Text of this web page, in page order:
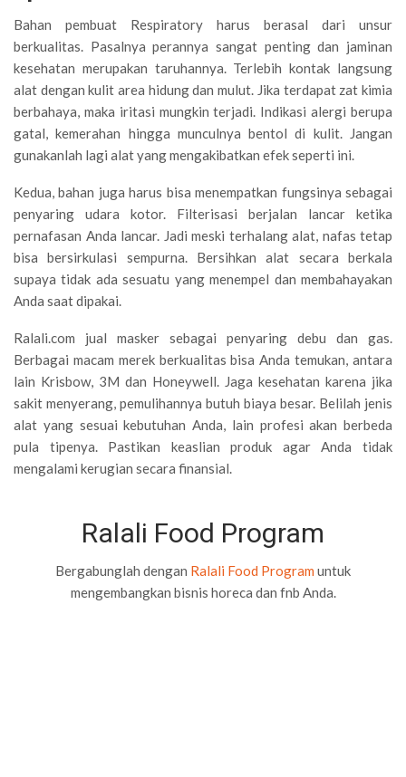
Bahan pembuat Respiratory harus berasal dari unsur
berkualitas. Pasalnya perannya sangat penting dan jaminan
kesehatan merupakan taruhannya. Terlebih kontak langsung
alat dengan kulit area hidung dan mulut. Jika terdapat zat kimia
berbahaya, maka iritasi mungkin terjadi. Indikasi alergi berupa
gatal, kemerahan hingga munculnya bentol di kulit. Jangan
gunakanlah lagi alat yang mengakibatkan efek seperti ini.
Kedua, bahan juga harus bisa menempatkan fungsinya sebagai
penyaring udara kotor. Filterisasi berjalan lancar ketika
pernafasan Anda lancar. Jadi meski terhalang alat, nafas tetap
bisa bersirkulasi sempurna. Bersihkan alat secara berkala
supaya tidak ada sesuatu yang menempel dan membahayakan
Anda saat dipakai.
Ralali.com jual masker sebagai penyaring debu dan gas.
Berbagai macam merek berkualitas bisa Anda temukan, antara
lain Krisbow, 3M dan Honeywell. Jaga kesehatan karena jika
sakit menyerang, pemulihannya butuh biaya besar. Belilah jenis
alat yang sesuai kebutuhan Anda, lain profesi akan berbeda
pula tipenya. Pastikan keaslian produk agar Anda tidak
mengalami kerugian secara finansial.
Ralali Food Program
Bergabunglah dengan Ralali Food Program untuk
mengembangkan bisnis horeca dan fnb Anda.